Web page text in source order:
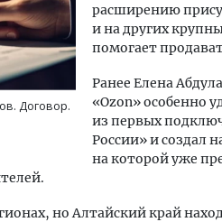
Договор.
расширению
и на других
помогает
Ранее Елена
«Ozon» особенно
из первых
России» и создал
на которой уже
но Алтайский край